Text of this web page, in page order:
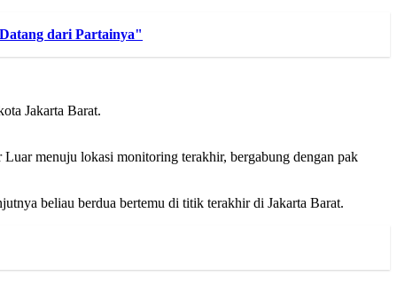
dari Partainya"
Jakarta Barat.
menuju lokasi monitoring terakhir, bergabung dengan pak
beliau berdua bertemu di titik terakhir di Jakarta Barat.